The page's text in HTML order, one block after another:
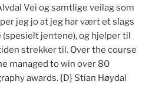
Vei og samtlige veilag som
jeg jo at jeg har vært et slags
jentene), og hjelper til
strekker til. Over the course
managed to win over 80
awards. {D} Stian Høydal